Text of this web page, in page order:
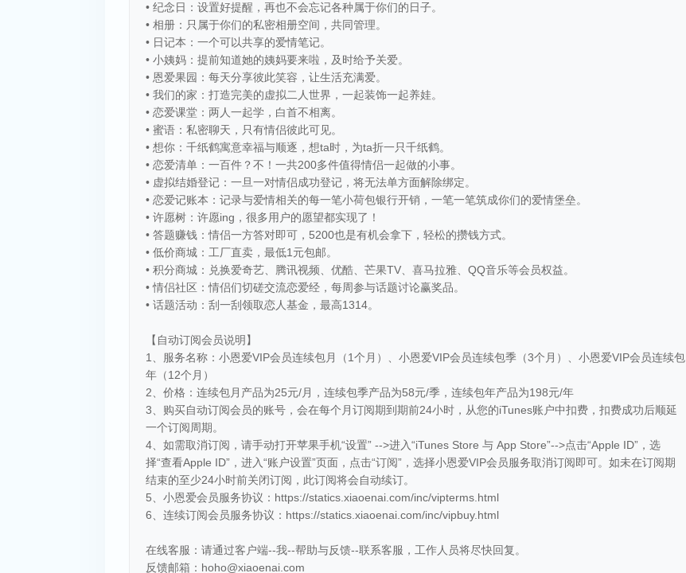
• 纪念日：设置好提醒，再也不会忘记各种属于你们的日子。
• 相册：只属于你们的私密相册空间，共同管理。
• 日记本：一个可以共享的爱情笔记。
• 小姨妈：提前知道她的姨妈要来啦，及时给予关爱。
• 恩爱果园：每天分享彼此笑容，让生活充满爱。
• 我们的家：打造完美的虚拟二人世界，一起装饰一起养娃。
• 恋爱课堂：两人一起学，白首不相离。
• 蜜语：私密聊天，只有情侣彼此可见。
• 想你：千纸鹤寓意幸福与顺逐，想ta时，为ta折一只千纸鹤。
• 恋爱清单：一百件？不！一共200多件值得情侣一起做的小事。
• 虚拟结婚登记：一旦一对情侣成功登记，将无法单方面解除绑定。
• 恋爱记账本：记录与爱情相关的每一笔小荷包银行开销，一笔一笔筑成你们的爱情堡垒。
• 许愿树：许愿ing，很多用户的愿望都实现了！
• 答题赚钱：情侣一方答对即可，5200也是有机会拿下，轻松的攒钱方式。
• 低价商城：工厂直卖，最低1元包邮。
• 积分商城：兑换爱奇艺、腾讯视频、优酷、芒果TV、喜马拉雅、QQ音乐等会员权益。
• 情侣社区：情侣们切磋交流恋爱经，每周参与话题讨论赢奖品。
• 话题活动：刮一刮领取恋人基金，最高1314。
【自动订阅会员说明】
1、服务名称：小恩爱VIP会员连续包月（1个月）、小恩爱VIP会员连续包季（3个月）、小恩爱VIP会员连续包
年（12个月）
2、价格：连续包月产品为25元/月，连续包季产品为58元/季，连续包年产品为198元/年
3、购买自动订阅会员的账号，会在每个月订阅期到期前24小时，从您的iTunes账户中扣费，扣费成功后顺延
一个订阅周期。
4、如需取消订阅，请手动打开苹果手机“设置” -->进入“iTunes Store 与 App Store”-->点击“Apple ID”，选
择“查看Apple ID”，进入“账户设置”页面，点击“订阅”，选择小恩爱VIP会员服务取消订阅即可。如未在订阅期
结束的至少24小时前关闭订阅，此订阅将会自动续订。
5、小恩爱会员服务协议：https://statics.xiaoenai.com/inc/vipterms.html
6、连续订阅会员服务协议：https://statics.xiaoenai.com/inc/vipbuy.html
在线客服：请通过客户端--我--帮助与反馈--联系客服，工作人员将尽快回复。
反馈邮箱：hoho@xiaoenai.com